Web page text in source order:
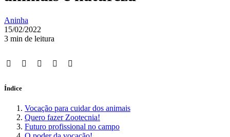
Aninha
15/02/2022
3 min de leitura
Índice
Vocação para cuidar dos animais
Quero fazer Zootecnia!
Futuro profissional no campo